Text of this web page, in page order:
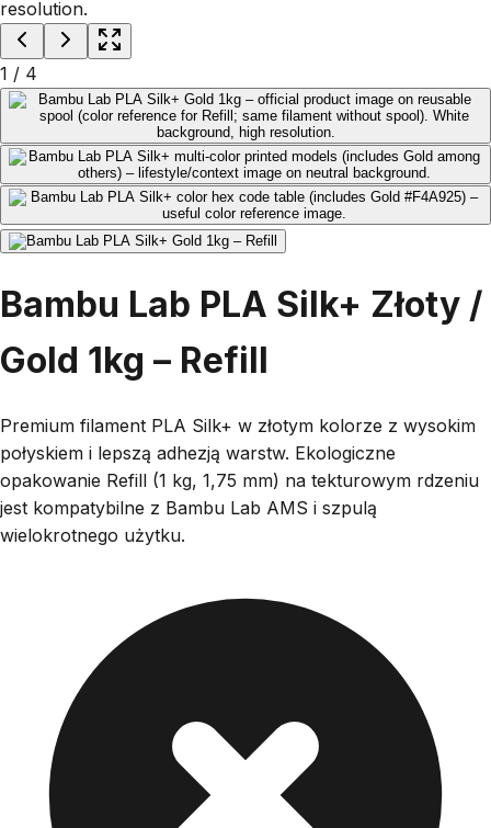
1 / 4
Bambu Lab PLA Silk+ Złoty /
Gold 1kg – Refill
Premium filament PLA Silk+ w złotym kolorze z wysokim
połyskiem i lepszą adhezją warstw. Ekologiczne
opakowanie Refill (1 kg, 1,75 mm) na tekturowym rdzeniu
jest kompatybilne z Bambu Lab AMS i szpulą
wielokrotnego użytku.